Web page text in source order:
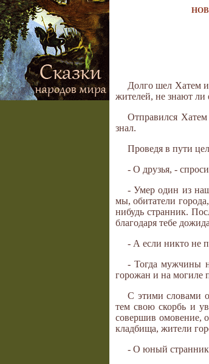
Долго шел Хатем и
жителей, не знают ли
Отправился
знал.
Проведя в пути
- О друзья, -
- Умер один из
мы, обитатели
нибудь странник.
благодаря тебе
- А если никто не
- Тогда мужчины
горожан и на могиле
С этими словами
тем свою скорбь и
совершив омовение,
кладбища, жители
- О юный